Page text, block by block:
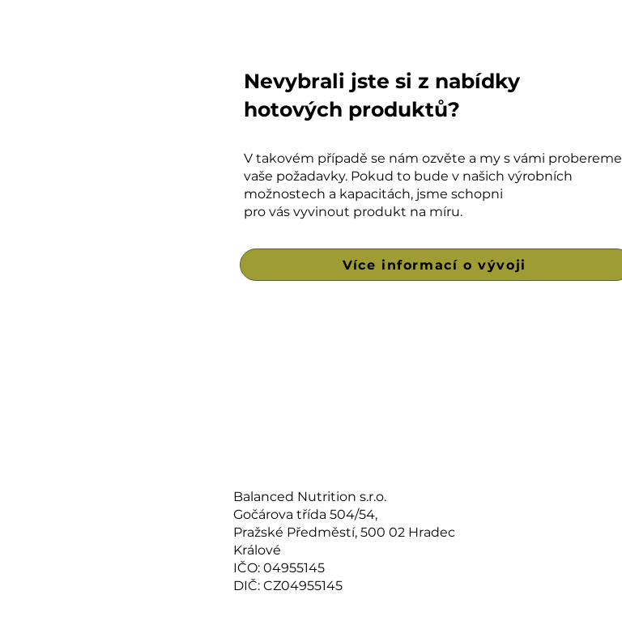
Nevybrali jste si z nabídky
hotových produktů?
V takovém případě se nám ozvěte a my s vámi probereme
vaše požadavky. Pokud to bude v našich výrobních
možnostech a kapacitách, jsme schopni
pro vás vyvinout produkt na míru.
Více informací o vývoji
Balanced Nutrition s.r.o.
Gočárova třída 504/54,
Pražské Předměstí, 500 02 Hradec
Králové
IČO: 04955145
DIČ: CZ04955145